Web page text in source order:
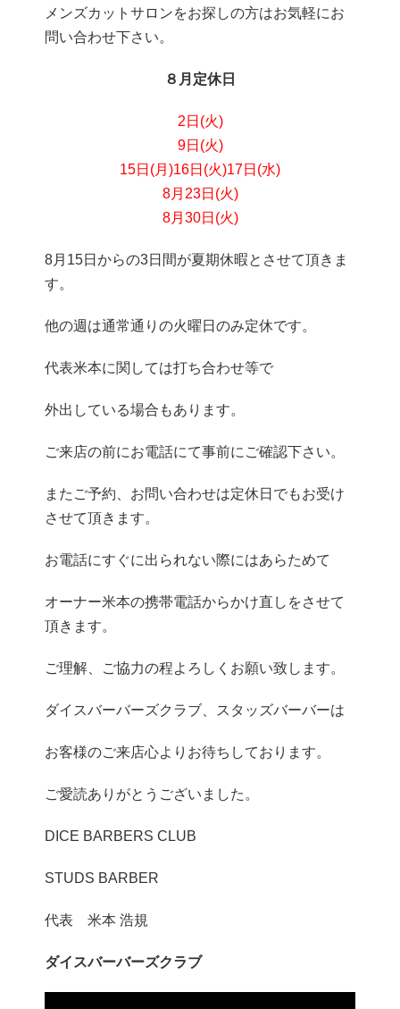
メンズカットサロンをお探しの方はお気軽にお
問い合わせ下さい。
８月定休日
2日(火)
9日(火)
15日(月)16日(火)17日(水)
8月23日(火)
8月30日(火)
8月15日からの3日間が夏期休暇とさせて頂きま
す。
他の週は通常通りの火曜日のみ定休です。
代表米本に関しては打ち合わせ等で
外出している場合もあります。
ご来店の前にお電話にて事前にご確認下さい。
またご予約、お問い合わせは定休日でもお受け
させて頂きます。
お電話にすぐに出られない際にはあらためて
オーナー米本の携帯電話からかけ直しをさせて
頂きます。
ご理解、ご協力の程よろしくお願い致します。
ダイスバーバーズクラブ、スタッズバーバーは
お客様のご来店心よりお待ちしております。
ご愛読ありがとうございました。
DICE BARBERS CLUB
STUDS BARBER
代表 米本 浩規
ダイスバーバーズクラブ